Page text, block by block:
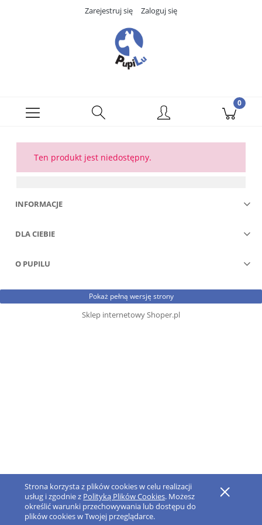
Strona korzysta z plików cookies w celu realizacji
usług i zgodnie z Polityką Plików Cookies. Możesz
określić warunki przechowywania lub dostępu do
plików cookies w Twojej przeglądarce.
Zarejestruj się Zaloguj się
Ten produkt jest niedostępny.
INFORMACJE
DLA CIEBIE
O PUPILU
Pokaż pełną wersję strony
Sklep internetowy Shoper.pl